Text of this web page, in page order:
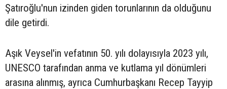
Şatıroğlu'nun izinden giden torunlarının da olduğunu
dile getirdi.
Aşık Veysel'in vefatının 50. yılı dolayısıyla 2023 yılı,
UNESCO tarafından anma ve kutlama yıl dönümleri
arasına alınmış, ayrıca Cumhurbaşkanı Recep Tayyip